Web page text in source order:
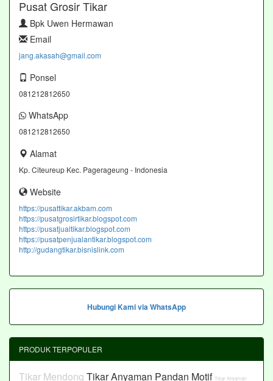
Pusat Grosir Tikar
Bpk Uwen Hermawan
Email
jang.akasah@gmail.com
Ponsel
081212812650
WhatsApp
081212812650
Alamat
Kp. Citeureup Kec. Pagerageung - Indonesia
Website
https://pusattikar.akbam.com
https://pusatgrosirtikar.blogspot.com
https://pusatjualtikar.blogspot.com
https://pusatpenjualantikar.blogspot.com
http://gudangtikar.bisnislink.com
Hubungi Kami via WhatsApp
PRODUK TERPOPULER
Tikar Mendong Tikar Anyaman Pandan Motif Tikar Anyaman